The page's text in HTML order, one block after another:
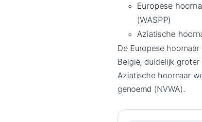
Europese
(WASPP)
Aziatische
De Europese
België, duidelijk
Aziatische hoornaar
genoemd (NVWA).